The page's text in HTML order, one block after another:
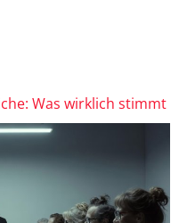
Was wirklich stimmt